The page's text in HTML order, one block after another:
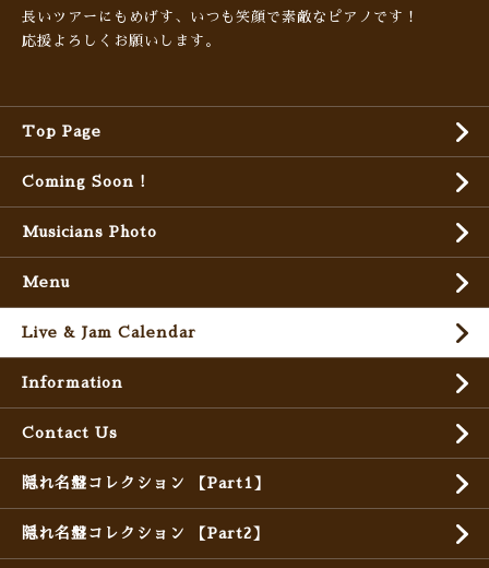
長いツアーにもめげす、いつも笑顔で素敵なピアノです！
応援よろしくお願いします。
Top Page
Coming Soon !
Musicians Photo
Menu
Live & Jam Calendar
Information
Contact Us
隠れ名盤コレクション 【Part1】
隠れ名盤コレクション 【Part2】